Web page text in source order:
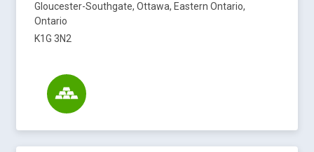
Gloucester-Southgate, Ottawa, Eastern Ontario,
Ontario
K1G 3N2